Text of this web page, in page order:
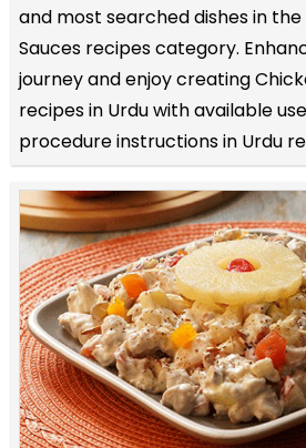
and most searched dishes in the
Sauces recipes category.
journey and enjoy creating
recipes in Urdu with available
procedure instructions in Urdu